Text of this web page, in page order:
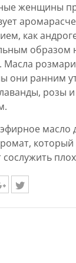
женщины
как
образом
Масла
они ранним
розы и